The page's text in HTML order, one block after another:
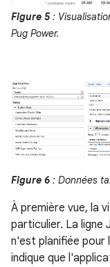
Figure 5 :
Pug Power.
Figure 6 : Données
À première vue, la
particulier. La ligne
n'est planifiée pour
indique que